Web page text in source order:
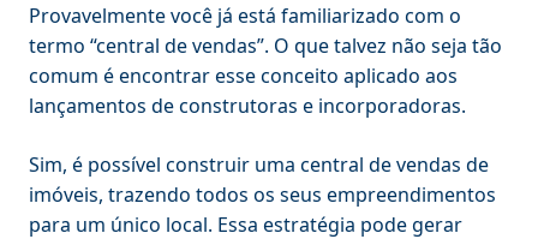
Provavelmente você já está familiarizado com o
termo “central de vendas”. O que talvez não seja tão
comum é encontrar esse conceito aplicado aos
lançamentos de construtoras e incorporadoras.
Sim, é possível construir uma central de vendas de
imóveis, trazendo todos os seus empreendimentos
para um único local. Essa estratégia pode gerar